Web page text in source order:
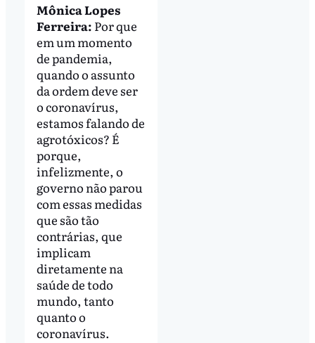
Mônica Lopes
Ferreira: Por que
em um momento
de pandemia,
quando o assunto
da ordem deve ser
o coronavírus,
estamos falando de
agrotóxicos? É
porque,
infelizmente, o
governo não parou
com essas medidas
que são tão
contrárias, que
implicam
diretamente na
saúde de todo
mundo, tanto
quanto o
coronavírus.